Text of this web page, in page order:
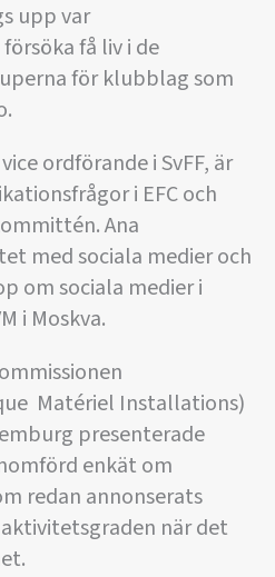
upp var
få liv i de
för klubblag som
ordförande i SvFF, är
i EFC och
Ana
med sociala medier och
om sociala medier i
i Moskva.
Matériel Installations)
presenterade
enkät om
redan annonserats
när det